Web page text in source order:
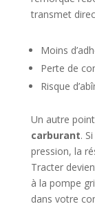
transmet
Moins
Perte de
Risque
Un autre
carburant.
pression, la
Tracter
à la pompe
dans votre